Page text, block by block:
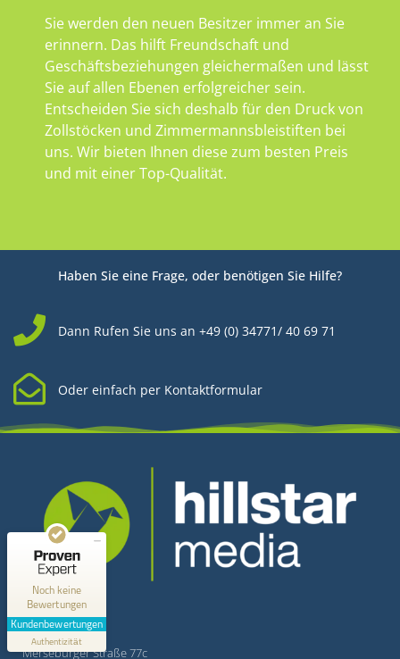
Sie werden den neuen Besitzer immer an Sie
erinnern. Das hilft Freundschaft und
Geschäftsbeziehungen gleichermaßen und lässt
Sie auf allen Ebenen erfolgreicher sein.
Entscheiden Sie sich deshalb für den Druck von
Zollstöcken und Zimmermannsbleistiften bei
uns. Wir bieten Ihnen diese zum besten Preis
und mit einer Top-Qualität.
Haben Sie eine Frage, oder benötigen Sie Hilfe?
Dann Rufen Sie uns an +49 (0) 34771/ 40 69 71
Oder einfach per Kontaktformular
Kontakt
Hillstar Media
Merseburger Straße 77c
Noch keine
Bewertungen
Kundenbewertungen
Authentizität
Kundenbewertungen und Erfahrungen zu
Hillstar Media
MANGELHAFT
0,00 / 5,00
Erfahren Sie mehr über dieses Bewertungssiegel
Profil ansehen